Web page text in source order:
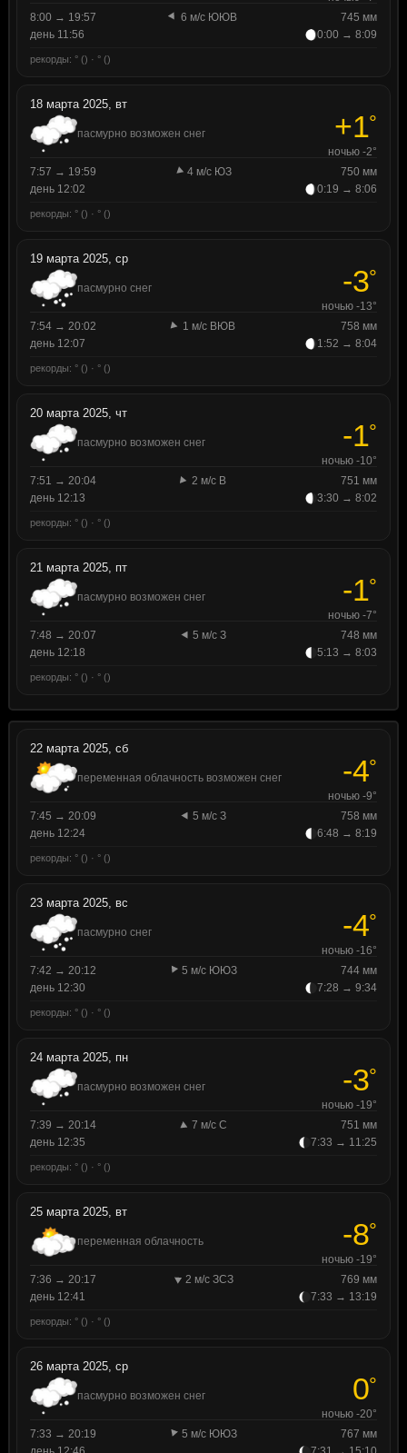
8:00 → 19:57
6 м/с ЮЮВ
745 мм
день 11:56
0:00 → 8:09
рекорды: ° () · ° ()
18 марта 2025, вт
пасмурно возможен снег +1°
ночью -2°
7:57 → 19:59
4 м/с ЮЗ
750 мм
день 12:02
0:19 → 8:06
рекорды: ° () · ° ()
19 марта 2025, ср
пасмурно снег -3°
ночью -13°
7:54 → 20:02
1 м/с ВЮВ
758 мм
день 12:07
1:52 → 8:04
рекорды: ° () · ° ()
20 марта 2025, чт
пасмурно возможен снег -1°
ночью -10°
7:51 → 20:04
2 м/с В
751 мм
день 12:13
3:30 → 8:02
рекорды: ° () · ° ()
21 марта 2025, пт
пасмурно возможен снег -1°
ночью -7°
7:48 → 20:07
5 м/с З
748 мм
день 12:18
5:13 → 8:03
рекорды: ° () · ° ()
22 марта 2025, сб
переменная облачность возможен снег -4°
ночью -9°
7:45 → 20:09
5 м/с З
758 мм
день 12:24
6:48 → 8:19
рекорды: ° () · ° ()
23 марта 2025, вс
пасмурно снег -4°
ночью -16°
7:42 → 20:12
5 м/с ЮЮЗ
744 мм
день 12:30
7:28 → 9:34
рекорды: ° () · ° ()
24 марта 2025, пн
пасмурно возможен снег -3°
ночью -19°
7:39 → 20:14
7 м/с С
751 мм
день 12:35
7:33 → 11:25
рекорды: ° () · ° ()
25 марта 2025, вт
переменная облачность -8°
ночью -19°
7:36 → 20:17
2 м/с ЗСЗ
769 мм
день 12:41
7:33 → 13:19
рекорды: ° () · ° ()
26 марта 2025, ср
пасмурно возможен снег 0°
ночью -20°
7:33 → 20:19
5 м/с ЮЮЗ
767 мм